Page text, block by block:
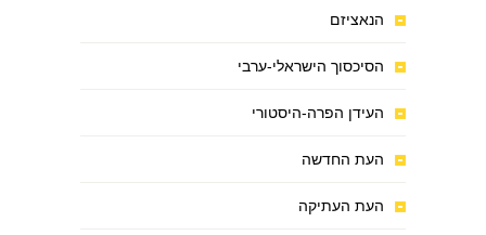
הנאציזם
הסיכסוך הישראלי-ערבי
העידן הפרה-היסטורי
העת החדשה
העת העתיקה